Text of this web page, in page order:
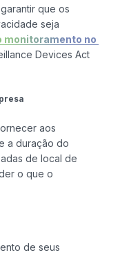
que os
seja
monitoramento no
Devices Act
aos
a duração do
de local de
o que o
de seus